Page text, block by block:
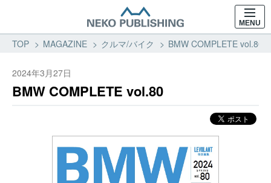
MENU
TOP MAGAZINE クルマ/バイク BMW COMPLETE vol.80
2024年3月27日
BMW COMPLETE vol.80